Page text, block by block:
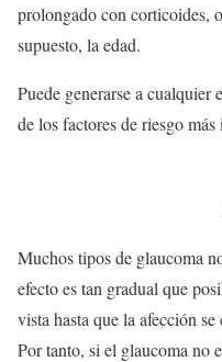
prolongado con corticoides,
supuesto, la edad.
Puede generarse a cualquier
de los factores de riesgo más
Muchos tipos de glaucoma
efecto es tan gradual que
vista hasta que la afección
Por tanto, si el glaucoma no